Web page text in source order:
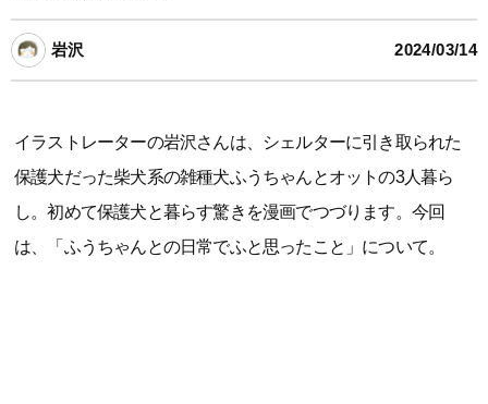
岩沢 2024/03/14
イラストレーターの岩沢さんは、シェルターに引き取られた
保護犬だった柴犬系の雑種犬ふうちゃんとオットの3人暮ら
し。初めて保護犬と暮らす驚きを漫画でつづります。今回
は、「ふうちゃんとの日常でふと思ったこと」について。